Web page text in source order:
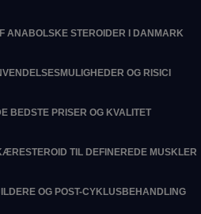
ANABOLSKE STEROIDER I DANMARK
OG RISICI
BEDSTE PRISER OG KVALITET
TIL DEFINEREDE MUSKLER
OG POST-CYKLUSBEHANDLING